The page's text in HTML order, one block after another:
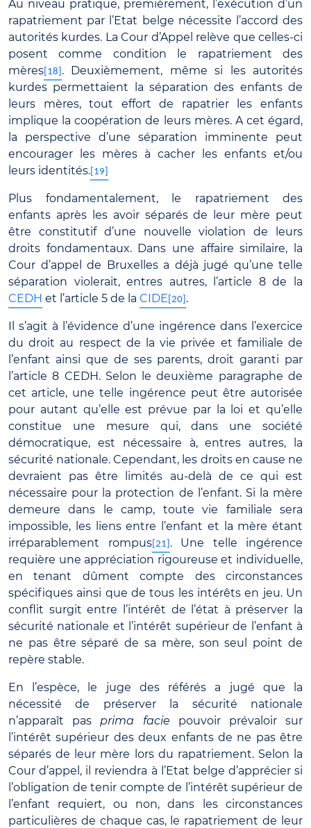
Au niveau pratique, premièrement, l’exécution d’un
rapatriement par l’Etat belge nécessite l’accord des
autorités kurdes. La Cour d’Appel relève que celles-ci
posent comme condition le rapatriement des
mères [18] . Deuxièmement, même si les autorités
kurdes permettaient la séparation des enfants de
leurs mères, tout effort de rapatrier les enfants
implique la coopération de leurs mères. A cet égard,
la perspective d’une séparation imminente peut
encourager les mères à cacher les enfants et/ou
leurs identités. [19]
Plus fondamentalement, le rapatriement des
enfants après les avoir séparés de leur mère peut
être constitutif d’une nouvelle violation de leurs
droits fondamentaux. Dans une affaire similaire, la
Cour d’appel de Bruxelles a déjà jugé qu’une telle
séparation violerait, entres autres, l’article 8 de la
CEDH et l’article 5 de la CIDE [20] .
Il s’agit à l’évidence d’une ingérence dans l’exercice
du droit au respect de la vie privée et familiale de
l’enfant ainsi que de ses parents, droit garanti par
l’article 8 CEDH. Selon le deuxième paragraphe de
cet article, une telle ingérence peut être autorisée
pour autant qu’elle est prévue par la loi et qu’elle
constitue une mesure qui, dans une société
démocratique, est nécessaire à, entres autres, la
sécurité nationale. Cependant, les droits en cause ne
devraient pas être limités au-delà de ce qui est
nécessaire pour la protection de l’enfant. Si la mère
demeure dans le camp, toute vie familiale sera
impossible, les liens entre l’enfant et la mère étant
irréparablement rompus[21] . Une telle ingérence
requière une appréciation rigoureuse et individuelle,
en tenant dûment compte des circonstances
spécifiques ainsi que de tous les intérêts en jeu. Un
conflit surgit entre l’intérêt de l’état à préserver la
sécurité nationale et l’intérêt supérieur de l’enfant à
ne pas être séparé de sa mère, son seul point de
repère stable.
En l’espèce, le juge des référés a jugé que la
nécessité de préserver la sécurité nationale
n’apparaît pasprima facie pouvoir prévaloir sur
l’intérêt supérieur des deux enfants de ne pas être
séparés de leur mère lors du rapatriement. Selon la
Cour d’appel, il reviendra à l’Etat belge d’apprécier si
l’obligation de tenir compte de l’intérêt supérieur de
l’enfant requiert, ou non, dans les circonstances
particulières de chaque cas, le rapatriement de leur